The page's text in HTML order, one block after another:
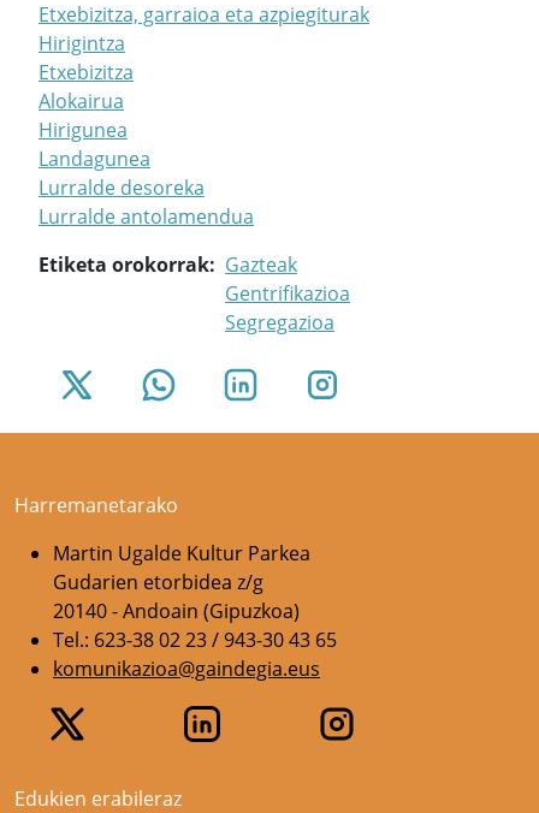
Etxebizitza, garraioa eta azpiegiturak
Hirigintza
Etxebizitza
Alokairua
Hirigunea
Landagunea
Lurralde desoreka
Lurralde antolamendua
Etiketa orokorrak
Gazteak
Gentrifikazioa
Segregazioa
Harremanetarako
Martin Ugalde Kultur Parkea
Gudarien etorbidea z/g
20140 - Andoain (Gipuzkoa)
Tel.: 623-38 02 23 / 943-30 43 65
komunikazioa@gaindegia.eus
Edukien erabileraz